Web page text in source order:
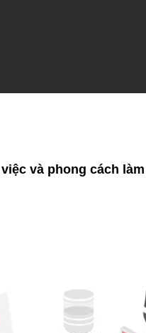
và phong cách